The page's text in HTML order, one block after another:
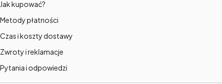
Jak kupować?
Metody płatności
Czas i koszty dostawy
Zwroty i reklamacje
Pytania i odpowiedzi